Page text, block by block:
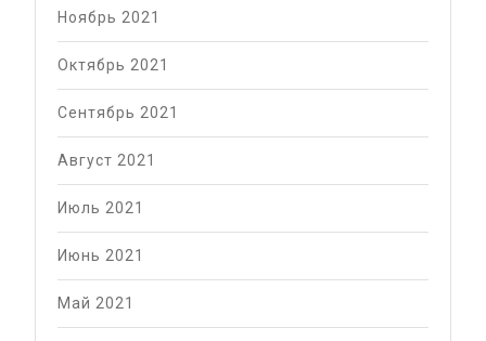
Ноябрь 2021
Октябрь 2021
Сентябрь 2021
Август 2021
Июль 2021
Июнь 2021
Май 2021